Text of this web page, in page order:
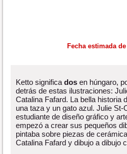
Fecha estimada
Ketto significa dos en húngaro,
detrás de estas ilustraciones:
Catalina Fafard. La bella historia
una taza y un gato azul. Julie St-
estudiante de diseño gráfico y
empezó a crear sus pequeños
pintaba sobre piezas de
Catalina Fafard y dibujo a dibujo